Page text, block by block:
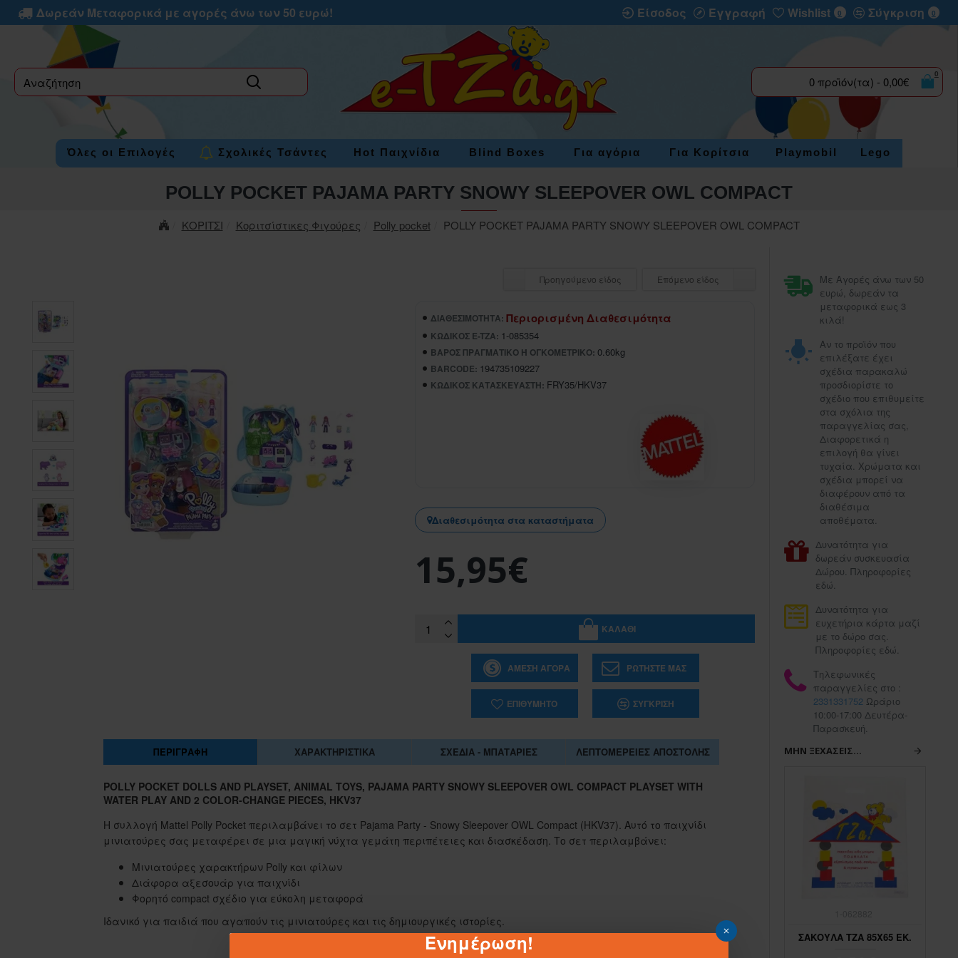
Ενημέρωση!
Δωρεάν Μεταφορικά με αγορές άνω των 50 ευρώ! Είσοδος Εγγραφή Wishlist 0 Σύγκριση 0
label 0 προϊόν(τα) - 0,00€
0
Όλες οι Επιλογές Σχολικές Τσάντες Hot Παιχνίδια Blind Boxes Για αγόρια Για Κορίτσια Playmobil Lego
ΚΟΡΙΤΣΙ Κοριτσίστικες Φιγούρες Polly pocket POLLY POCKET PAJAMA PARTY SNOWY SLEEPOVER OWL COMPACT
POLLY POCKET PAJAMA PARTY SNOWY SLEEPOVER OWL COMPACT
Προηγούμενο είδος Επόμενο είδος
ΔΙΑΘΕΣΙΜΌΤΗΤΑ: Περιορισμένη Διαθεσιμότητα
ΚΩΔΙΚΌΣ E-TZA: 1-085354
ΒΆΡΟΣ ΠΡΑΓΜΑΤΙΚΌ Ή ΟΓΚΟΜΕΤΡΙΚΌ: 0.60kg
BARCODE: 194735109227
ΚΩΔΙΚΌΣ ΚΑΤΑΣΚΕΥΑΣΤΉ: FRY35/HKV37
Διαθεσιμότητα στα καταστήματα
15,95€
ΚΑΛΆΘΙ
ΆΜΕΣΗ ΑΓΟΡΆ ΡΩΤΉΣΤΕ ΜΑΣ
ΕΠΙΘΥΜΗΤΌ ΣΎΓΚΡΙΣΗ
ΠΕΡΙΓΡΑΦΉ ΧΑΡΑΚΤΗΡΙΣΤΙΚΆ ΣΧΈΔΙΑ - ΜΠΑΤΑΡΊΕΣ ΛΕΠΤΟΜΈΡΕΙΕΣ ΑΠΟΣΤΟΛΉΣ
POLLY POCKET DOLLS AND PLAYSET, ANIMAL TOYS, PAJAMA PARTY SNOWY SLEEPOVER OWL COMPACT PLAYSET WITH
WATER PLAY AND 2 COLOR-CHANGE PIECES, HKV37
Η συλλογή Mattel Polly Pocket περιλαμβάνει το σετ Pajama Party - Snowy Sleepover OWL Compact (HKV37). Αυτό το παιχνίδι
μινιατούρες σας μεταφέρει σε μια μαγική νύχτα γεμάτη περιπέτειες και διασκέδαση. Το σετ περιλαμβάνει:
Μινιατούρες χαρακτήρων Polly και φίλων
Διάφορα αξεσουάρ για παιχνίδι
Φορητό compact σχέδιο για εύκολη μεταφορά
Ιδανικό για παιδιά που αγαπούν τις μινιατούρες και τις δημιουργικές ιστορίες.
Με Αγορές άνω των 50
ευρώ, δωρεάν τα
μεταφορικά εως 3
κιλά!
Αν το προϊόν που
επιλέξατε έχει
σχέδια παρακαλώ
προσδιορίστε το
σχέδιο που επιθυμείτε
στα σχόλια της
παραγγελίας σας,
Διαφορετικά η
επιλογή θα γίνει
τυχαία. Χρώματα και
σχέδια μπορεί να
διαφέρουν από τα
διαθέσιμα
αποθέματα.
Δυνατότητα για
δωρεάν συσκευασία
Δώρου. Πληροφορίες
εδώ.
Δυνατότητα για
ευχετήρια κάρτα μαζί
με το δώρο σας.
Πληροφορίες εδώ.
Τηλεφωνικές
παραγγελίες στο :
2331331752 Ωράριο
10:00-17:00 Δευτέρα-
Παρασκευή.
ΜΗΝ ΞΕΧΆΣΕΙΣ...
ΣΑΚΟΥΛΑ ΤΖΑ 45Χ55 ΕΚ. ΣΑΚΟΥΛΑ ΤΖΑ 45Χ65 ΕΚ. ΣΑΚΟΥΛΑ ΤΖΑ 85Χ65 ΕΚ.